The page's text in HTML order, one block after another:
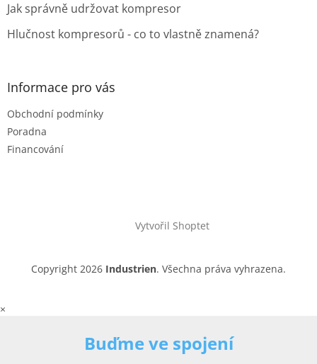
Jak správně udržovat kompresor
Hlučnost kompresorů - co to vlastně znamená?
Informace pro vás
Obchodní podmínky
Poradna
Financování
Vytvořil Shoptet
Copyright 2026 Industrien. Všechna práva vyhrazena.
×
Buďme ve spojení